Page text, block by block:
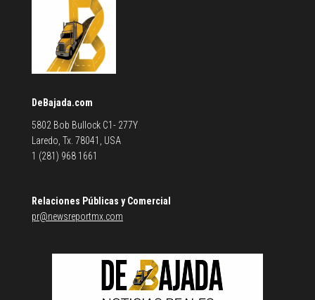
DeBajada.com
5802 Bob Bullock C1- 277Y
Laredo, Tx. 78041, USA
1 (281) 968 1661
Relaciones Públicas y Comercial
pr@newsreportmx.com